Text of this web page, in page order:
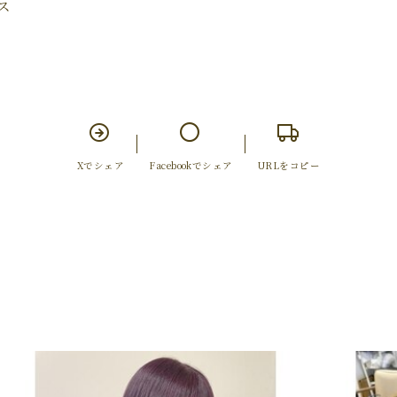
Xでシェア Facebookでシェア URLをコピー